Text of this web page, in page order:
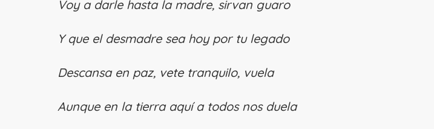
Voy a darle hasta la madre, sirvan guaro
Y que el desmadre sea hoy por tu legado
Descansa en paz, vete tranquilo, vuela
Aunque en la tierra aquí a todos nos duela